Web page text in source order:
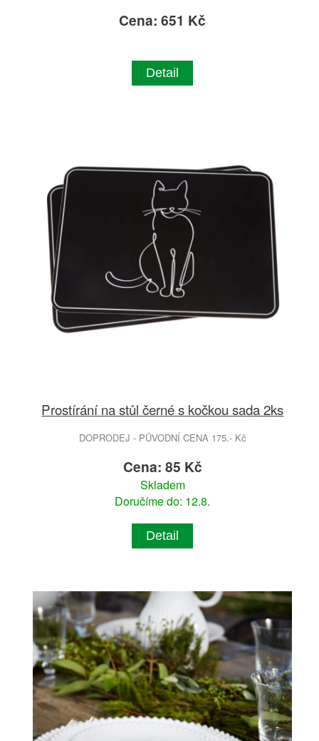
Cena: 651 Kč
Detail
Prostírání na stůl černé s kočkou sada 2ks
DOPRODEJ - PŮVODNÍ CENA 175.- Kč
Cena: 85 Kč
Skladem
Doručíme do: 12.8.
Detail